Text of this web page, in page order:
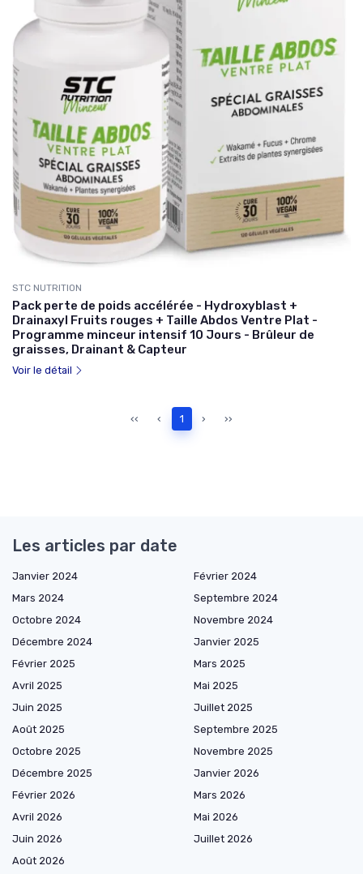
STC NUTRITION
Pack perte de poids accélérée - Hydroxyblast +
Drainaxyl Fruits rouges + Taille Abdos Ventre Plat -
Programme minceur intensif 10 Jours - Brûleur de
graisses, Drainant & Capteur
Voir le détail
‹‹ ‹ 1 › ››
Les articles par date
Janvier 2024
Février 2024
Mars 2024
Septembre 2024
Octobre 2024
Novembre 2024
Décembre 2024
Janvier 2025
Février 2025
Mars 2025
Avril 2025
Mai 2025
Juin 2025
Juillet 2025
Août 2025
Septembre 2025
Octobre 2025
Novembre 2025
Décembre 2025
Janvier 2026
Février 2026
Mars 2026
Avril 2026
Mai 2026
Juin 2026
Juillet 2026
Août 2026